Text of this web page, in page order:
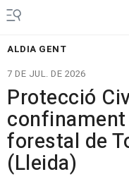
ALDIA GENT
7 DE JUL. DE 2026
Protecció
forestal de
(Lleida)